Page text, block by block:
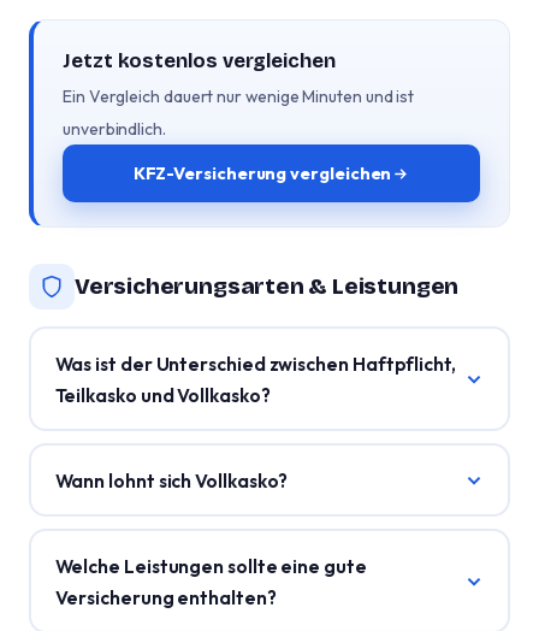
Jetzt kostenlos vergleichen
Ein Vergleich dauert nur wenige Minuten und ist
unverbindlich.
KFZ-Versicherung vergleichen
Versicherungsarten & Leistungen
Was ist der Unterschied zwischen Haftpflicht,
Teilkasko und Vollkasko?
Wann lohnt sich Vollkasko?
Welche Leistungen sollte eine gute
Versicherung enthalten?